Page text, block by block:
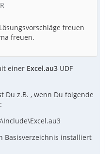
freuen
freuen.
einer Excel.au3 UDF
Du z.B. , wenn Du folgende
Basisverzeichnis installiert